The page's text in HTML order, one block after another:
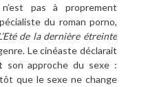
n’est pas à proprement
du roman porno,
de la dernière étreinte
Le cinéaste déclarait
son approche du sexe :
que le sexe ne change